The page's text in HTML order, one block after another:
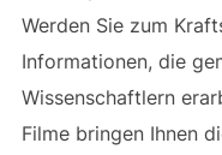
Werden Sie zum
Informationen, die
Wissenschaftlern
Filme bringen Ihnen